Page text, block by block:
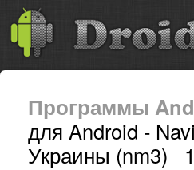
Программы
для Android -
Украины (nm3)